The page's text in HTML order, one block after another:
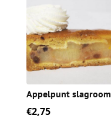
Appelpunt slagroom
€2,75